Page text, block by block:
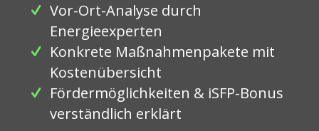
Vor-Ort-Analyse durch
Energieexperten
Konkrete Maßnahmenpakete mit
Kostenübersicht
Fördermöglichkeiten & iSFP-Bonus
verständlich erklärt